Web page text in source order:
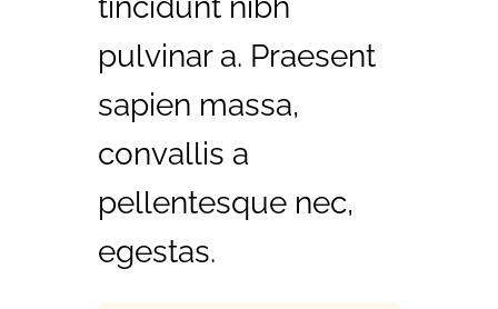
tincidunt nibh
pulvinar a. Praesent
sapien massa,
convallis a
pellentesque nec,
egestas.